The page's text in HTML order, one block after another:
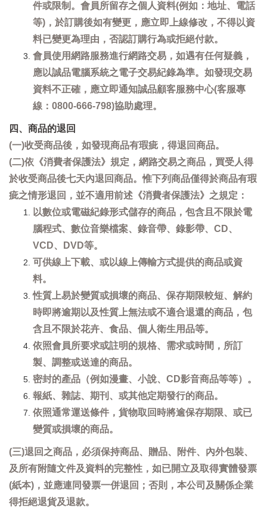
件或限制。會員所留存之個人資料(例如：地址、電話
等)，於訂購後如有變更，應立即上線修改，不得以資
料已變更為理由，否認訂購行為或拒絕付款。
會員使用網路服務進行網路交易，如遇有任何疑義，
應以誠品電腦系統之電子交易紀錄為準。如發現交易
資料不正確，應立即通知誠品顧客服務中心(客服專
線：0800-666-798)協助處理。
四、商品的退回
(一)收受商品後，如發現商品有瑕疵，得退回商品。
(二)依《消費者保護法》規定，網路交易之商品，買受人得
於收受商品後七天內退回商品。惟下列商品僅得於商品有瑕
疵之情形退回，並不適用前述《消費者保護法》之規定：
以數位或電磁紀錄形式儲存的商品，包含且不限於電
腦程式、數位音樂檔案、錄音帶、錄影帶、CD、
VCD、DVD等。
可供線上下載、或以線上傳輸方式提供的商品或資
料。
性質上易於變質或損壞的商品、保存期限較短、解約
時即將逾期以及性質上無法或不適合退還的商品，包
含且不限於花卉、食品、個人衛生用品等。
依照會員所要求或註明的規格、需求或時間，所訂
製、調整或送達的商品。
密封的產品（例如漫畫、小說、CD影音商品等等）。
報紙、雜誌、期刊、或其他定期發行的商品。
依照通常運送條件，貨物取回時將逾保存期限、或已
變質或損壞的商品。
(三)退回之商品，必須保持商品、贈品、附件、內外包裝、
及所有附隨文件及資料的完整性，如已開立及取得實體發票
(紙本)，並應連同發票一併退回；否則，本公司及關係企業
得拒絕退貨及退款。